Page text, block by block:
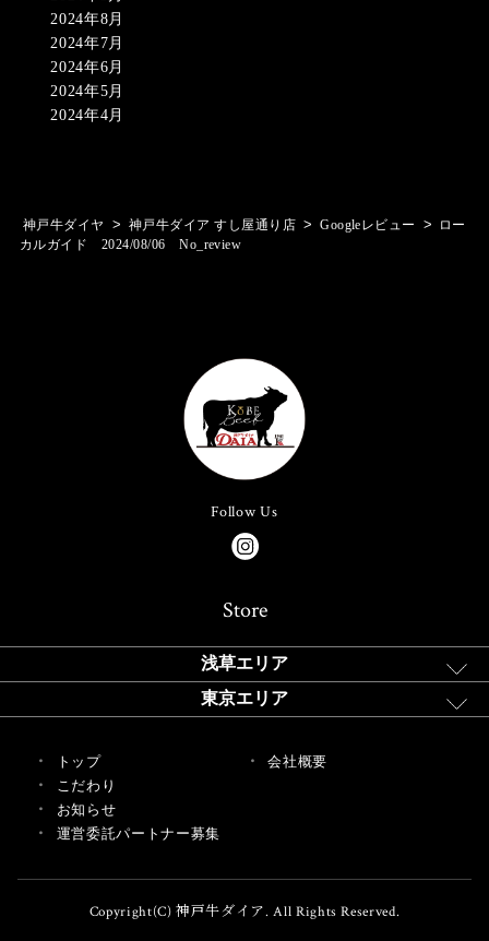
2024年8月
2024年7月
2024年6月
2024年5月
2024年4月
神戸牛ダイヤ > 神戸牛ダイア すし屋通り店 > Googleレビュー >
ロー
カルガイド 2024/08/06 No_review
Follow Us
Store
浅草エリア
東京エリア
トップ
こだわり
お知らせ
運営委託パートナー募集
会社概要
Copyright(C) 神戸牛ダイア. All Rights Reserved.